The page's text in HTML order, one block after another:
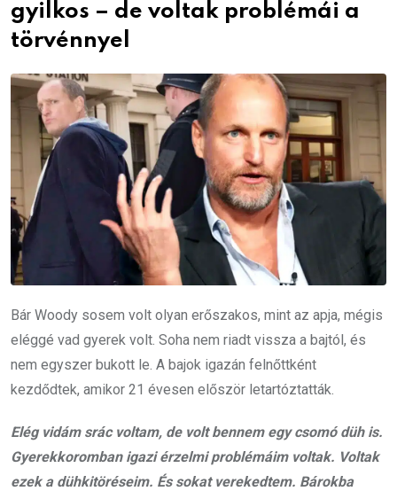
gyilkos – de voltak problémái a
törvénnyel
Bár Woody sosem volt olyan erőszakos, mint az apja, mégis
eléggé vad gyerek volt. Soha nem riadt vissza a bajtól, és
nem egyszer bukott le. A bajok igazán felnőttként
kezdődtek, amikor 21 évesen először letartóztatták.
Elég vidám srác voltam, de volt bennem egy csomó düh is.
Gyerekkoromban igazi érzelmi problémáim voltak. Voltak
ezek a dühkitöréseim. És sokat verekedtem. Bárokba